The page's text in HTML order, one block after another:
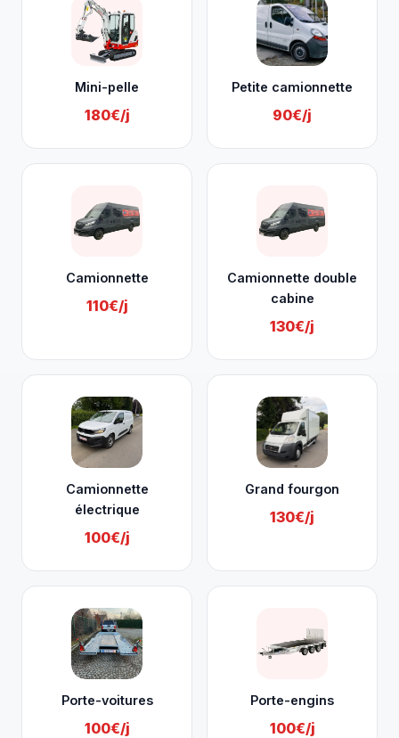
Mini-pelle
180€/j
Petite camionnette
90€/j
Camionnette
110€/j
Camionnette double
cabine
130€/j
Camionnette
électrique
100€/j
Grand fourgon
130€/j
Porte-voitures
100€/j
Porte-engins
100€/j